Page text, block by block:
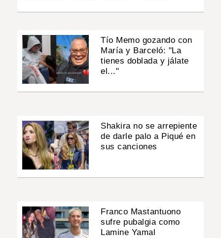
Tío Memo gozando con
María y Barceló: "La
tienes doblada y jálate
el..."
Shakira no se arrepiente
de darle palo a Piqué en
sus canciones
Franco Mastantuono
sufre pubalgia como
Lamine Yamal